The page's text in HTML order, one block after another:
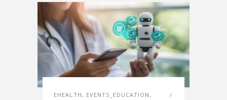
EHEALTH , EVENTS_EDUCATION ,